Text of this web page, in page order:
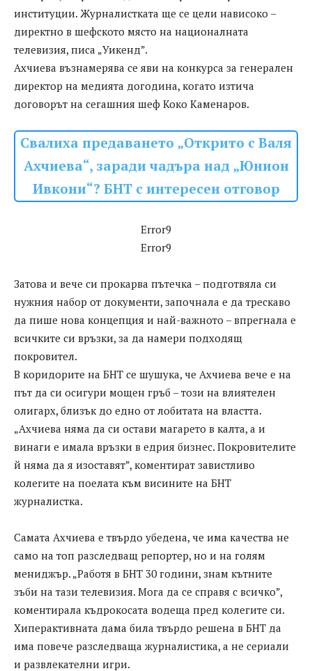
институции. Журналистката ще се цели нависоко –
директно в шефското място на националната
телевизия, писа „Уикенд”.
Ахчиева възнамерява се яви на конкурса за генерален
директор на медията догодина, когато изтича
договорът на сегашния шеф Коко Каменаров.
Свалиха предаването „Открито с Валя
Ахчиева“, заради чадъра над „Юнион
Ивкони“? БНТ с интересен отговор
Error9
Error9
Затова и вече си прокарва пътечка – подготвяла си
нужния набор от документи, започнала е да трескаво
да пише нова концепция и най-важното – впрегнала е
всичките си връзки, за да намери подходящ
покровител.
В коридорите на БНТ се шушука, че Ахчиева вече е на
път да си осигури мощен гръб – този на влиятелен
олигарх, близък до едно от лобитата на властта.
„Ахчиева няма да си остави магарето в калта, а и
винаги е имала връзки в едрия бизнес. Покровителите
й няма да я изоставят”, коментират завистливо
колегите на поелата към висините на БНТ
журналистка.
Самата Ахчиева е твърдо убедена, че има качества не
само на топ разследващ репортер, но и на голям
мениджър. „Работя в БНТ 30 години, знам кътните
зъби на тази телевизия. Мога да се справя с всичко”,
коментирала къдрокосата водеща пред колегите си.
Хиперактивната дама била твърдо решена в БНТ да
има повече разследваща журналистика, а не сериали
и развлекателни игри.